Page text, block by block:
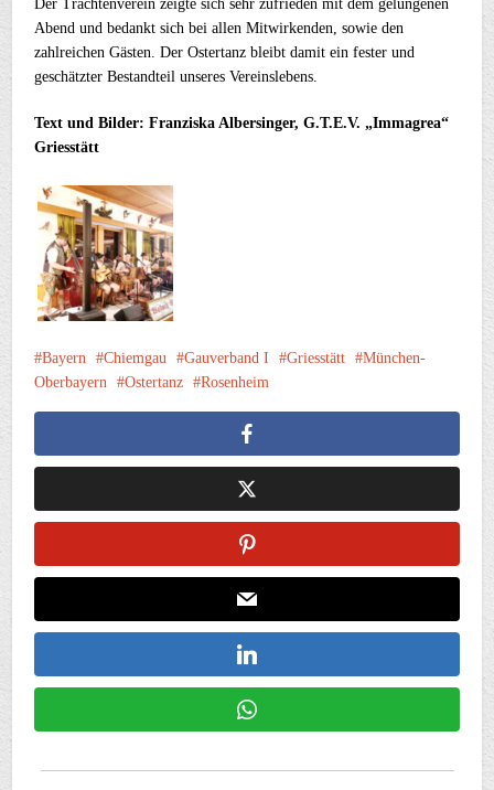
Der Trachtenverein zeigte sich sehr zufrieden mit dem gelungenen
Abend und bedankt sich bei allen Mitwirkenden, sowie den
zahlreichen Gästen. Der Ostertanz bleibt damit ein fester und
geschätzter Bestandteil unseres Vereinslebens.
Text und Bilder: Franziska Albersinger, G.T.E.V. „Immagrea“
Griesstätt
Bayern Chiemgau Gauverband I Griesstätt
München-
Oberbayern
Ostertanz Rosenheim